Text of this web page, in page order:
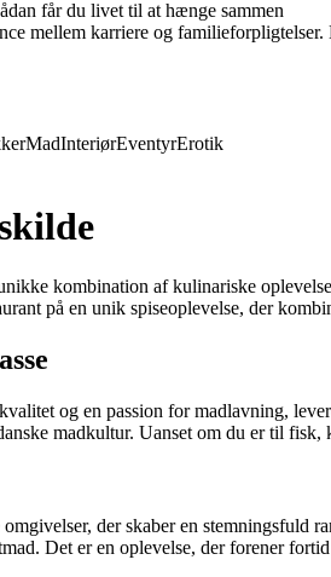
får du livet til at hænge sammen
mellem karriere og
MadInteriørEventyrErotik
kombination af kulinariske
på en unik spiseoplevelse, der
og en passion for madlavning,
madkultur. Uanset om du er til
der skaber en
Det er en oplevelse, der forener